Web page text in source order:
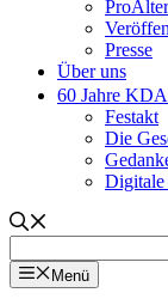
Presse
Über uns
60 Jahre KDA
Festakt
Die
Digitale
Menü